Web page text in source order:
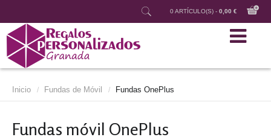
0 ARTÍCULO(S) - 0,00 €
Inicio / Fundas de Móvil / Fundas OnePlus
Fundas móvil OnePlus